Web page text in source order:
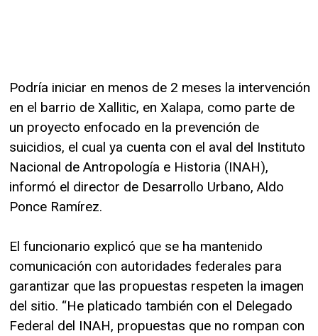
Podría iniciar en menos de 2 meses la intervención
en el barrio de Xallitic, en Xalapa, como parte de
un proyecto enfocado en la prevención de
suicidios, el cual ya cuenta con el aval del Instituto
Nacional de Antropología e Historia (INAH),
informó el director de Desarrollo Urbano, Aldo
Ponce Ramírez.
El funcionario explicó que se ha mantenido
comunicación con autoridades federales para
garantizar que las propuestas respeten la imagen
del sitio. “He platicado también con el Delegado
Federal del INAH, propuestas que no rompan con